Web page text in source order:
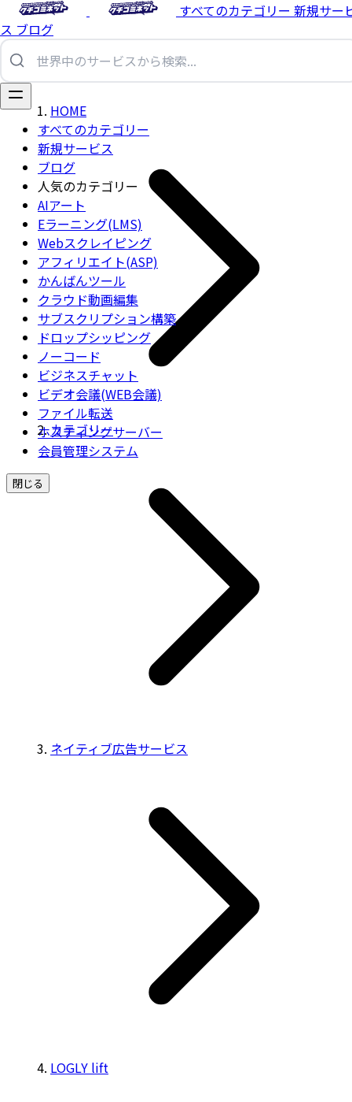
すべてのカテゴリー 新規サー
ス ブログ
すべてのカテゴリー
新規サービス
ブログ
人気のカテゴリー
AIアート
Eラーニング(LMS)
Webスクレイピング
アフィリエイト(ASP)
かんばんツール
クラウド動画編集
サブスクリプション構築
ドロップシッピング
ノーコード
ビジネスチャット
ビデオ会議(WEB会議)
ファイル転送
ホスティングサーバー
会員管理システム
閉じる
HOME
カテゴリー
ネイティブ広告サービス
LOGLY lift